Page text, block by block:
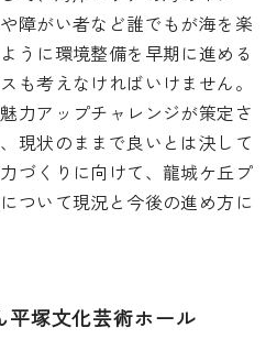
障がい者など誰でもが海を楽
うに環境整備を早期に進める
も考えなければいけません。
力アップチャレンジが策定さ
現状のままで良いとは決して
づくりに向けて、龍城ケ丘プ
ついて現況と今後の進め方に
平塚文化芸術ホール